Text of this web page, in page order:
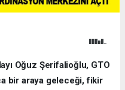
Oğuz Şerifalioğlu, GTO
bir araya geleceği, fikir